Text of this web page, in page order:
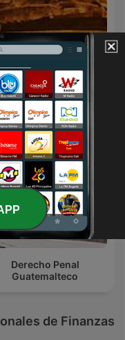
Cartagena
Derecho Penal
Guatemalteco
de Finanzas